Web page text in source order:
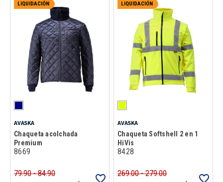
LIQUIDACIÓN
AVASKA
Chaqueta acolchada
Premium
8669
79.90 - 84.90
LIQUIDACIÓN
AVASKA
Chaqueta Softshell 2 en 1
HiVis
8428
269.00 - 279.00